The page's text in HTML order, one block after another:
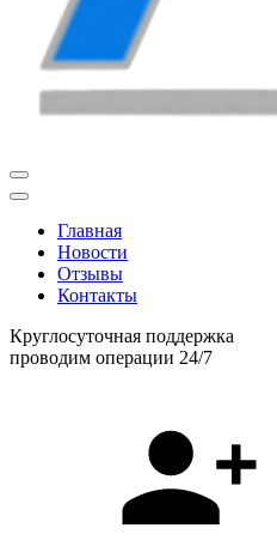
Главная
Новости
Отзывы
Контакты
Круглосуточная поддержка
проводим операции 24/7